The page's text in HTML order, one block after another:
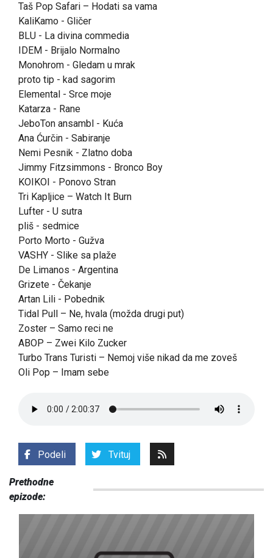
Taš Pop Safari – Hodati sa vama
KaliKamo - Gličer
BLU - La divina commedia
IDEM - Brijalo Normalno
Monohrom - Gledam u mrak
proto tip - kad sagorim
Elemental - Srce moje
Katarza - Rane
JeboTon ansambl - Kuća
Ana Ćurčin - Sabiranje
Nemi Pesnik - Zlatno doba
Jimmy Fitzsimmons - Bronco Boy
KOIKOI - Ponovo Stran
Tri Kapljice – Watch It Burn
Lufter - U sutra
pliš - sedmice
Porto Morto - Gužva
VASHY - Slike sa plaže
De Limanos - Argentina
Grizete - Čekanje
Artan Lili - Pobednik
Tidal Pull – Ne, hvala (možda drugi put)
Zoster – Samo reci ne
ABOP – Zwei Kilo Zucker
Turbo Trans Turisti – Nemoj više nikad da me zoveš
Oli Pop – Imam sebe
Podeli Tvituj
Prethodne
epizode: